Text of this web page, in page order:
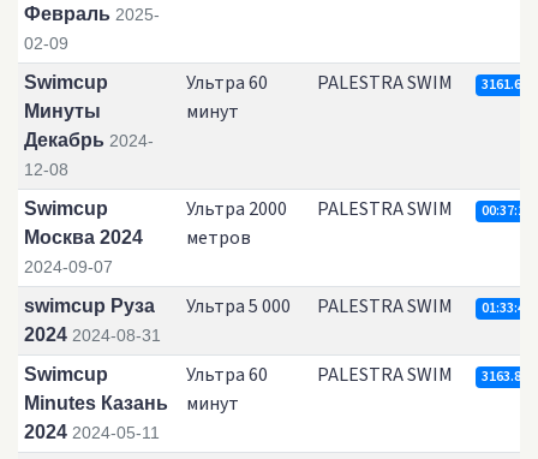
Февраль 2025-
02-09
Swimcup
Минуты
Декабрь 2024-
12-08
Ультра 60
минут
PALESTRA SWIM 3161.69
Swimcup
Москва 2024
2024-09-07
Ультра 2000
метров
PALESTRA SWIM
swimcup Руза
2024 2024-08-31
Ультра 5 000 PALESTRA SWIM
Swimcup
Minutes Казань
2024 2024-05-11
Ультра 60
минут
PALESTRA SWIM 3163.87